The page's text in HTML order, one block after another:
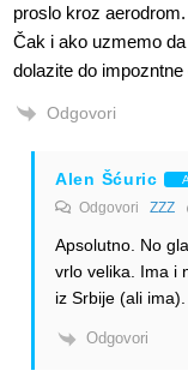
proslo kroz aerodrom.
Čak i ako uzmemo
dolazite do impozntne
Odgovori
Alen Šćuric
Odgovori ZZZ
Apsolutno. No
vrlo velika. Ima i
iz Srbije (ali ima).
Odgovori